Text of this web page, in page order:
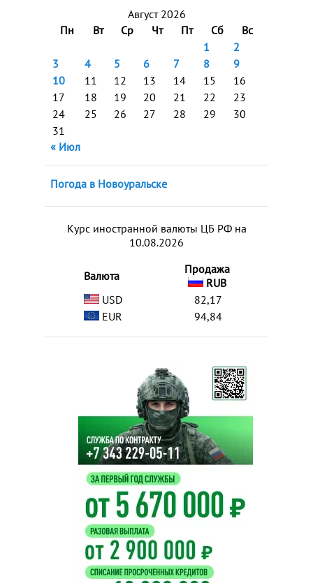
Август 2026
Пн
Вт Ср Чт Пт Сб
Вс
1
2
3
4 5 6 7 8
9
10
11 12 13 14 15
16
17
18 19 20 21 22
23
24
25 26 27 28 29
30
31
« Июл
Погода в Новоуральске
Курс иностранной валюты ЦБ РФ на
10.08.2026
Валюта
Продажа
RUB
USD
82,17
EUR
94,84